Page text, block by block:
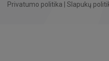
Privatumo politika
Slapukų